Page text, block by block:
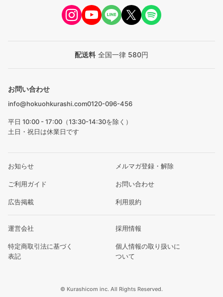
配送料 全国一律 580円
お問い合わせ
info@hokuohkurashi.com0120-096-456
平日 10:00 - 17:00（13:30-14:30を除く）
土日・祝日は休業日です
お知らせ メルマガ登録・解除
ご利用ガイド お問い合わせ
広告掲載 利用規約
運営会社 採用情報
特定商取引法に基づく
表記
個人情報の取り扱いに
ついて
© Kurashicom inc. All Rights Reserved.